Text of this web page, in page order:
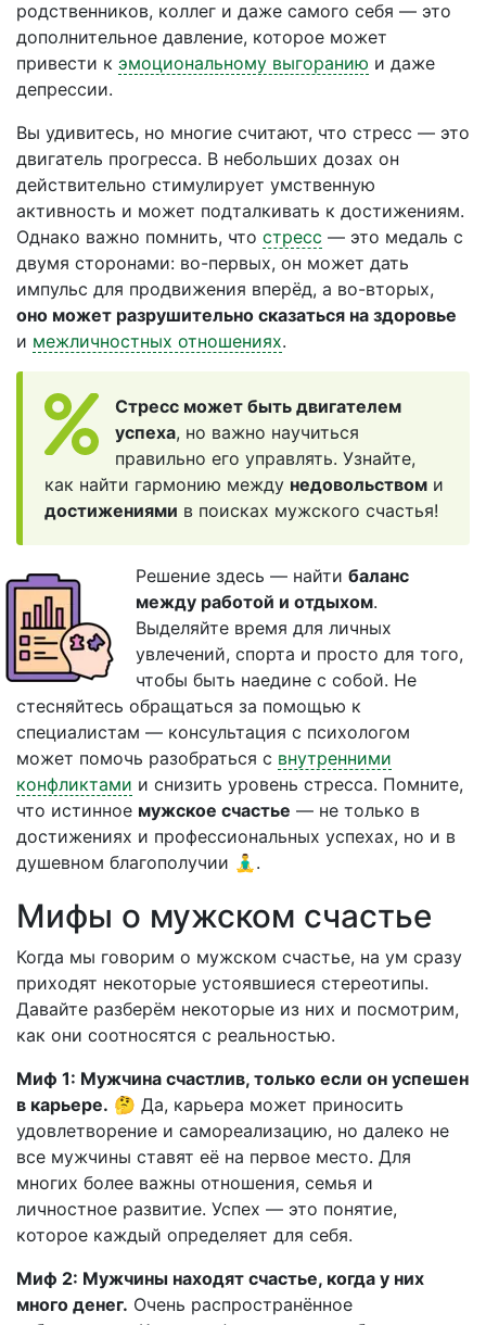
родственников, коллег и даже самого себя — это
дополнительное давление, которое может
привести к эмоциональному выгоранию и даже
депрессии.
Вы удивитесь, но многие считают, что стресс — это
двигатель прогресса. В небольших дозах он
действительно стимулирует умственную
активность и может подталкивать к достижениям.
Однако важно помнить, что стресс — это медаль с
двумя сторонами: во-первых, он может дать
импульс для продвижения вперёд, а во-вторых,
оно может разрушительно сказаться на здоровье
и межличностных отношениях.
Стресс может быть двигателем
успеха, но важно научиться
правильно его управлять. Узнайте,
как найти гармонию между недовольством и
достижениями в поисках мужского счастья!
Решение здесь — найти баланс
между работой и отдыхом.
Выделяйте время для личных
увлечений, спорта и просто для того,
чтобы быть наедине с собой. Не
стесняйтесь обращаться за помощью к
специалистам — консультация с психологом
может помочь разобраться с внутренними
конфликтами и снизить уровень стресса. Помните,
что истинное мужское счастье — не только в
достижениях и профессиональных успехах, но и в
душевном благополучии 🧘‍♂️.
Мифы о мужском счастье
Когда мы говорим о мужском счастье, на ум сразу
приходят некоторые устоявшиеся стереотипы.
Давайте разберём некоторые из них и посмотрим,
как они соотносятся с реальностью.
Миф 1: Мужчина счастлив, только если он успешен
в карьере. 🤔 Да, карьера может приносить
удовлетворение и самореализацию, но далеко не
все мужчины ставят её на первое место. Для
многих более важны отношения, семья и
личностное развитие. Успех — это понятие,
которое каждый определяет для себя.
Миф 2: Мужчины находят счастье, когда у них
много денег. Очень распространённое